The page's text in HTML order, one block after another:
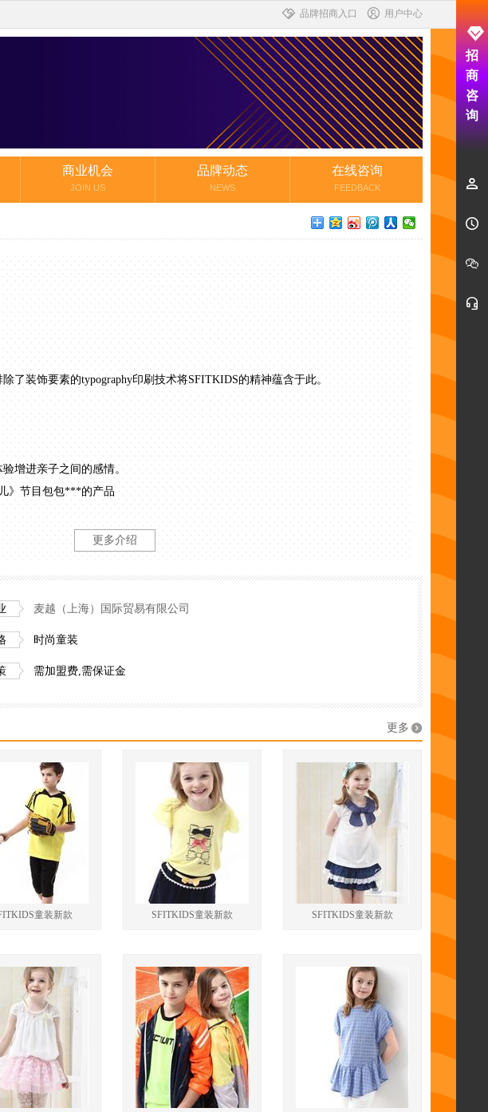
品牌招商入口 用户中心
商业机会
JOIN US
品牌动态
NEWS
在线咨询
FEEDBACK
了装饰要素的typography印刷技术将SFITKIDS的精神蕴含于此。
增进亲子之间的感情。
》节目包包***的产品
新概念SPA品牌。
造成浪漫风个性时尚与休闲单宁风融合打造成都市单宁风。
活泼悦动。
。
是文化的***，不但满足基本的生活品味更是体现出自由的精神与幽默。
更多介绍
麦越（上海）国际贸易有限公司
时尚童装
需加盟费,需保证金
更多
童装新款 SFITKIDS童装新款 SFITKIDS童装新款
招
商
咨
询